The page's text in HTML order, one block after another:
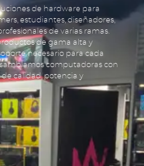
de hardware para
estudiantes, diseñadores,
de varias ramas.
de gama alta y
necesario para cada
computadoras con
calidad, potencia y